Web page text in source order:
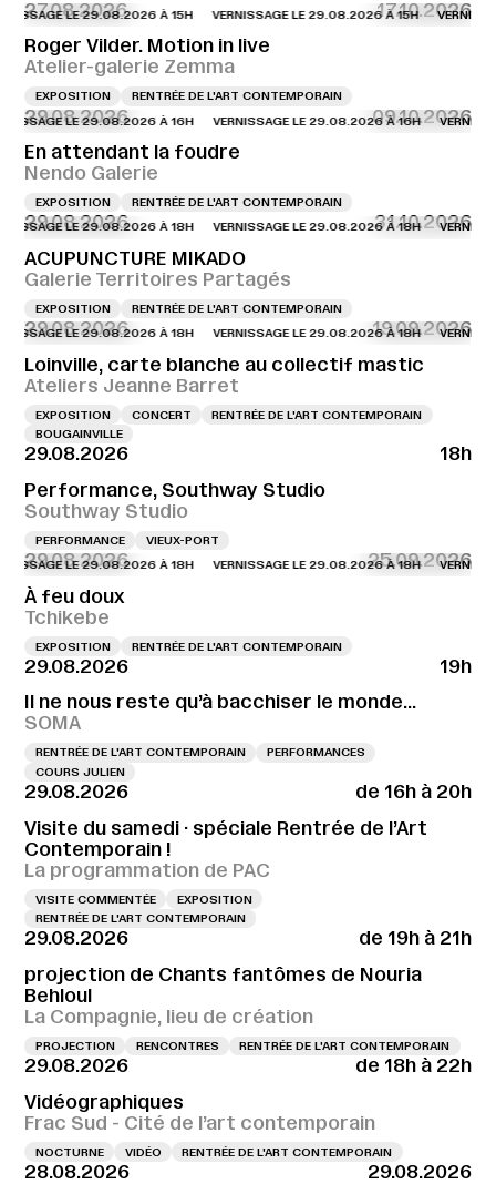
27.08.2026 17.10.2026
LE 29.08.2026 À 15H VERNISSAGE LE 29.08.2026 À 15H VERNISSAGE
Roger Vilder. Motion in live
Atelier-galerie Zemma
EXPOSITION RENTRÉE DE L'ART CONTEMPORAIN
29.08.2026 09.10.2026
LE 29.08.2026 À 16H VERNISSAGE LE 29.08.2026 À 16H VERNISSAGE
En attendant la foudre
Nendo Galerie
EXPOSITION RENTRÉE DE L'ART CONTEMPORAIN
29.08.2026 31.10.2026
LE 29.08.2026 À 18H VERNISSAGE LE 29.08.2026 À 18H VERNISSAGE
ACUPUNCTURE MIKADO
Galerie Territoires Partagés
EXPOSITION RENTRÉE DE L'ART CONTEMPORAIN
29.08.2026 19.09.2026
LE 29.08.2026 À 18H VERNISSAGE LE 29.08.2026 À 18H VERNISSAGE
Loinville, carte blanche au collectif mastic
Ateliers Jeanne Barret
EXPOSITION CONCERT
RENTRÉE DE L'ART CONTEMPORAIN
BOUGAINVILLE
29.08.2026
18h
Performance, Southway Studio
Southway Studio
PERFORMANCE VIEUX-PORT
29.08.2026 25.09.2026
LE 29.08.2026 À 18H VERNISSAGE LE 29.08.2026 À 18H VERNISSAGE
À feu doux
Tchikebe
EXPOSITION RENTRÉE DE L'ART CONTEMPORAIN
29.08.2026
19h
Il ne nous reste qu’à bacchiser le monde…
SOMA
RENTRÉE DE L'ART CONTEMPORAIN
PERFORMANCES
COURS JULIEN
29.08.2026
de 16h à 20h
Visite du samedi · spéciale Rentrée de l’Art
Contemporain !
La programmation de PAC
VISITE COMMENTÉE
EXPOSITION
RENTRÉE DE L'ART CONTEMPORAIN
29.08.2026
de 19h à 21h
projection de Chants fantômes de Nouria
Behloul
La Compagnie, lieu de création
PROJECTION RENCONTRES RENTRÉE DE L'ART CONTEMPORAIN
29.08.2026
de 18h à 22h
Vidéographiques
Frac Sud - Cité de l’art contemporain
NOCTURNE VIDÉO RENTRÉE DE L'ART CONTEMPORAIN
28.08.2026
29.08.2026